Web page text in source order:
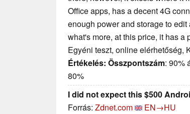
Office apps, has a decent 4G
enough power and storage to
what's more, at this price, it has a
Egyéni teszt, online elérhetőség,
Értékelés: Összpontszám: 90%
80%
I did not expect this $500
Forrás: Zdnet.com
EN→HU